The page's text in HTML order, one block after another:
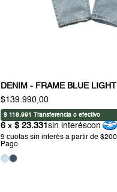
DENIM - FRAME BLUE LIGHT
$139.990,00